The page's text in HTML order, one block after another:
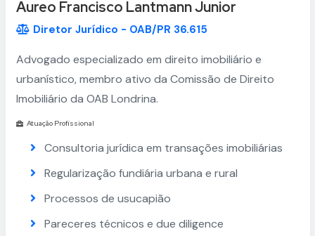
Áureo Francisco Lantmann Junior
Diretor Jurídico - OAB/PR 36.615
Advogado especializado em direito imobiliário e
urbanístico, membro ativo da Comissão de Direito
Imobiliário da OAB Londrina.
Atuação Profissional
Consultoria jurídica em transações imobiliárias
Regularização fundiária urbana e rural
Processos de usucapião
Pareceres técnicos e due diligence